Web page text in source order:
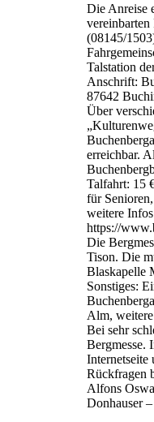
Die Anreise
vereinbarten
(08145/
Talstation
Anschrift:
87642
Über
erreichbar.
Talfahrt: 15
für
weitere
https://
Die
Tison. Die
Blaskapelle
Sonstiges:
Alm,
Bei sehr
Bergmesse.
Rückfragen
Alfons
Donhauser